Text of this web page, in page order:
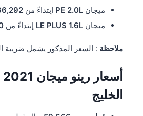
ميجان PE 2.0L إبتداءً من
ميجان LE PLUS 1.6L إبتداءً من
ملاحظة : السعر المذكور يشمل ضريبة
الخليج